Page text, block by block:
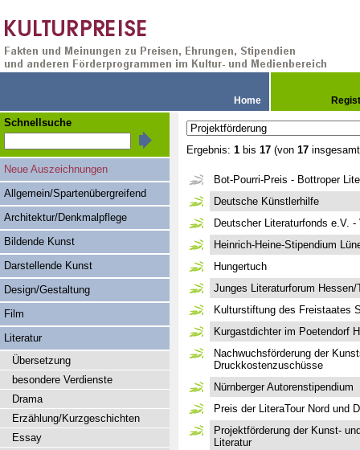
Home
Ergebnis: 1 bis 17 (von 17
Bot-Pourri-Preis - Bottroper
Deutsche Künstlerhilfe
Deutscher Literaturfonds e.V.
Heinrich-Heine-Stipendium
Hungertuch
Junges Literaturforum
Kulturstiftung des Freistaates
Kurgastdichter im Poetendorf
Nachwuchsförderung der
Druckkostenzuschüsse
Nürnberger Autorenstipendium
Preis der LiteraTour Nord und
Projektförderung der Kunst-
Literatur
Schnellsuche
Neue Auszeichnungen
Allgemein/Spartenübergreifend
Architektur/Denkmalpflege
Bildende Kunst
Darstellende Kunst
Design/Gestaltung
Film
Literatur
Übersetzung
besondere Verdienste
Drama
Erzählung/Kurzgeschichten
Essay